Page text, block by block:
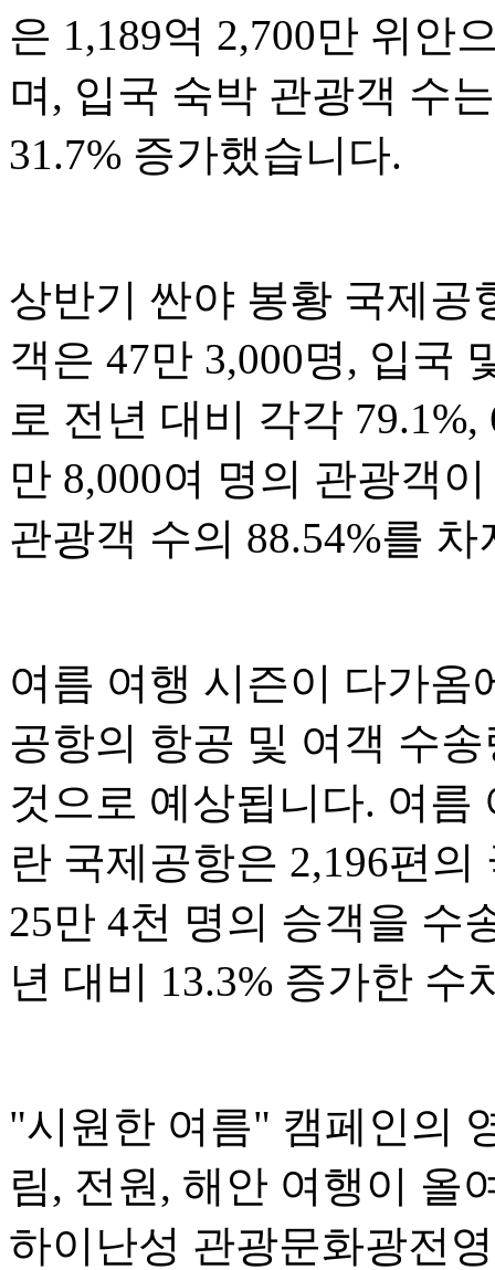
은 1,189억 2,700만 위안
며, 입국 숙박 관광객 수
31.7% 증가했습니다.
상반기 싼야 봉황 국제공
객은 47만 3,000명, 입국
로 전년 대비 각각
만 8,000여 명의 관광객
관광객 수의 88.54%를
여름 여행 시즌이 다가옴
공항의 항공 및 여객 수
것으로 예상됩니다. 여름
란 국제공항은 2,196편
25만 4천 명의 승객을 수
년 대비 13.3% 증가한 수
"시원한 여름" 캠페인의
림, 전원, 해안 여행이 올
하이난성 관광문화광전